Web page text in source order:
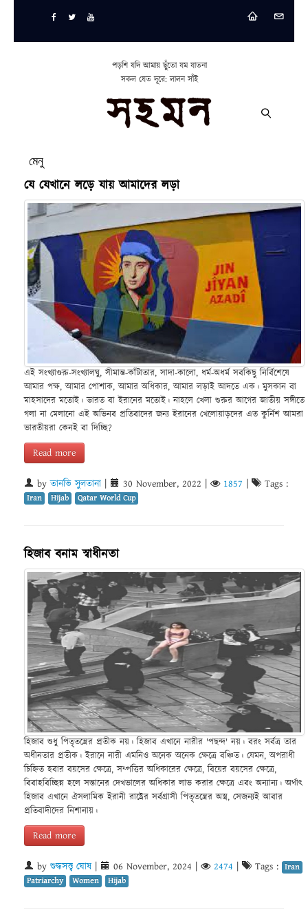
পড়শি যদি আমায় ছুঁতো যম যাতনা
সকল যেত দূরে: লালন সাঁই
মেনু
যে যেখানে লড়ে যায় আমাদের লড়া
এই সংখ্যাগুরু-সংখ্যালঘু, সীমান্ত-কাঁটাতার, সাদা-কালো, ধর্ম-অধর্ম সবকিছু নির্বিশেষে
আমার পক্ষ, আমার পোশাক, আমার অধিকার, আমার লড়াই আদতে এক। মুসকান বা
মাহসাদের মতোই। ভারত বা ইরানের মতোই। নাহলে খেলা শুরুর আগের জাতীয় সঙ্গীতে
গলা না মেলানো এই অভিনব প্রতিবাদের জন্য ইরানের খেলোয়াড়দের এত কুর্নিশ আমরা
ভারতীয়রা কেনই বা দিচ্ছি?
Read more
byতানভি সুলতানা 30 November, 2022 1857 Tags :
Iran Hijab Qatar World Cup
হিজাব বনাম স্বাধীনতা
হিজাব শুধু পিতৃতন্ত্রের প্রতীক নয়। হিজাব এখানে নারীর 'পছন্দ' নয়। বরং সর্বত্র তার
অধীনতার প্রতীক। ইরানে নারী এমনিও অনেক অনেক ক্ষেত্রে বঞ্চিত। যেমন, অপরাধী
চিহ্নিত হবার বয়সের ক্ষেত্রে, সম্পত্তির অধিকারের ক্ষেত্রে, বিয়ের বয়সের ক্ষেত্রে,
বিবাহবিচ্ছিন্ন হলে সন্তানের দেখভালের অধিকার লাভ করার ক্ষেত্রে এবং অন্যান্য। অর্থাৎ
হিজাব এখানে ঐসলামিক ইরানী রাষ্ট্রের সর্বগ্রাসী পিতৃতন্ত্রের অস্ত্র, সেজন্যই আবার
প্রতিবাদীদের নিশানায়।
Read more
by শুদ্ধসত্ত্ব ঘোষ 06 November, 2024 2474 Tags : Iran
Patriarchy
Women Hijab